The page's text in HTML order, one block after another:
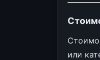
или